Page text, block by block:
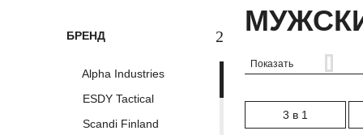
БРЕНД
Alpha Industries
ESDY Tactical
Scandi Finland
Показать
3 в 1